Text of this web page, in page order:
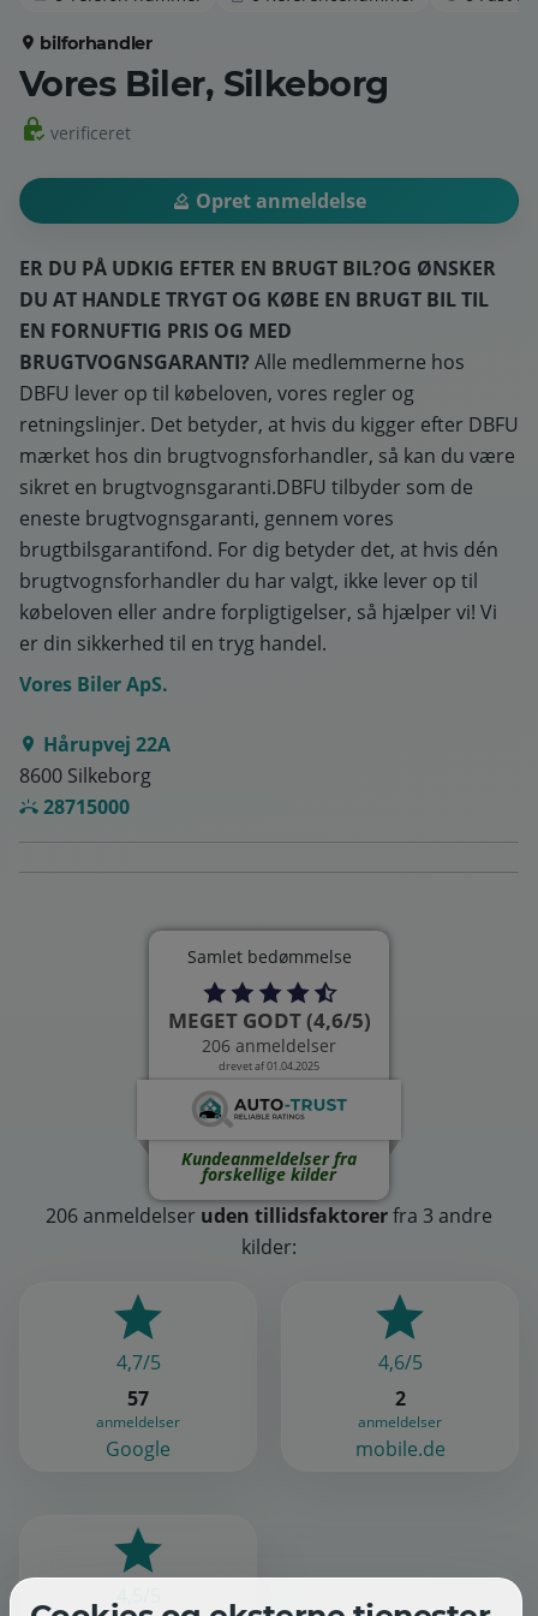
bilforhandler
Vores Biler, Silkeborg
verificeret
Opret anmeldelse
ER DU PÅ UDKIG EFTER EN BRUGT BIL?OG ØNSKER
DU AT HANDLE TRYGT OG KØBE EN BRUGT BIL TIL
EN FORNUFTIG PRIS OG MED
BRUGTVOGNSGARANTI? Alle medlemmerne hos
DBFU lever op til købeloven, vores regler og
retningslinjer. Det betyder, at hvis du kigger efter DBFU
mærket hos din brugtvognsforhandler, så kan du være
sikret en brugtvognsgaranti.DBFU tilbyder som de
eneste brugtvognsgaranti, gennem vores
brugtbilsgarantifond. For dig betyder det, at hvis dén
brugtvognsforhandler du har valgt, ikke lever op til
købeloven eller andre forpligtigelser, så hjælper vi! Vi
er din sikkerhed til en tryg handel.
Vores Biler ApS.
Hårupvej 22A
8600 Silkeborg
28715000
Samlet bedømmelse
MEGET GODT (4,6/5)
206 anmeldelser
drevet af 01.04.2025
Kundeanmeldelser fra
forskellige kilder
206 anmeldelser uden tillidsfaktorerfra 3 andre
kilder:
4,7/5
57
anmeldelser
Google
4,6/5
2
anmeldelser
mobile.de